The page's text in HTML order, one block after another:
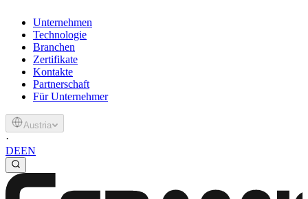
Unternehmen
Technologie
Branchen
Zertifikate
Kontakte
Partnerschaft
Für Unternehmer
Austria
·
DEEN